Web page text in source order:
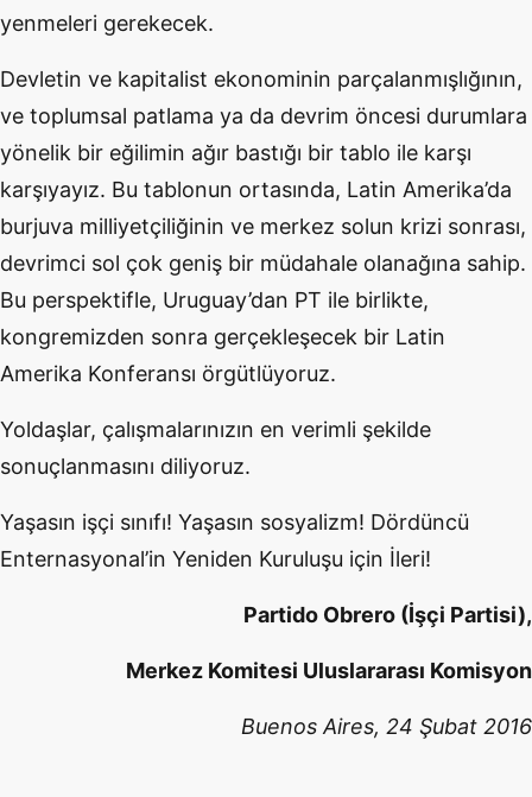
yenmeleri gerekecek.
Devletin ve kapitalist ekonominin parçalanmışlığının,
ve toplumsal patlama ya da devrim öncesi durumlara
yönelik bir eğilimin ağır bastığı bir tablo ile karşı
karşıyayız. Bu tablonun ortasında, Latin Amerika’da
burjuva milliyetçiliğinin ve merkez solun krizi sonrası,
devrimci sol çok geniş bir müdahale olanağına sahip.
Bu perspektifle, Uruguay’dan PT ile birlikte,
kongremizden sonra gerçekleşecek bir Latin
Amerika Konferansı örgütlüyoruz.
Yoldaşlar, çalışmalarınızın en verimli şekilde
sonuçlanmasını diliyoruz.
Yaşasın işçi sınıfı! Yaşasın sosyalizm! Dördüncü
Enternasyonal’in Yeniden Kuruluşu için İleri!
Partido Obrero (İşçi Partisi),
Merkez Komitesi Uluslararası Komisyon
Buenos Aires, 24 Şubat 2016